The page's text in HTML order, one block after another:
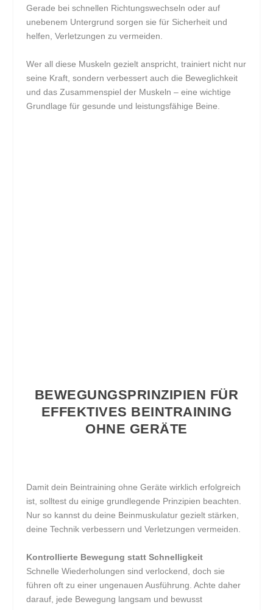
Gerade bei schnellen Richtungswechseln oder auf
unebenem Untergrund sorgen sie für Sicherheit und
helfen, Verletzungen zu vermeiden.
Wer all diese Muskeln gezielt anspricht, trainiert nicht nur
seine Kraft, sondern verbessert auch die Beweglichkeit
und das Zusammenspiel der Muskeln – eine wichtige
Grundlage für gesunde und leistungsfähige Beine.
BEWEGUNGSPRINZIPIEN FÜR
EFFEKTIVES BEINTRAINING
OHNE GERÄTE
Damit dein Beintraining ohne Geräte wirklich erfolgreich
ist, solltest du einige grundlegende Prinzipien beachten.
Nur so kannst du deine Beinmuskulatur gezielt stärken,
deine Technik verbessern und Verletzungen vermeiden.
Kontrollierte Bewegung statt Schnelligkeit
Schnelle Wiederholungen sind verlockend, doch sie
führen oft zu einer ungenauen Ausführung. Achte daher
darauf, jede Bewegung langsam und bewusst